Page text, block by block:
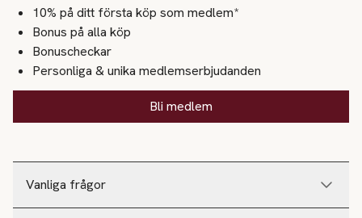
Vanliga frågor
10% på ditt första köp som medlem*
Bonus på alla köp
Bonuscheckar
Personliga & unika medlemserbjudanden
Bli medlem